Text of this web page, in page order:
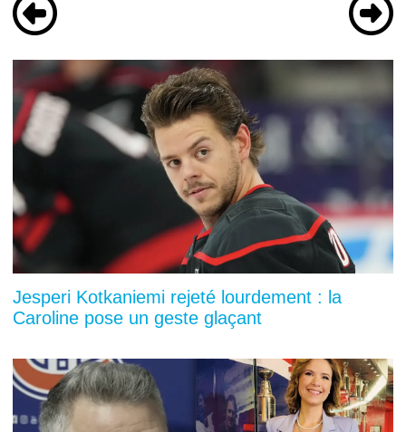
Jesperi Kotkaniemi rejeté lourdement : la
Caroline pose un geste glaçant